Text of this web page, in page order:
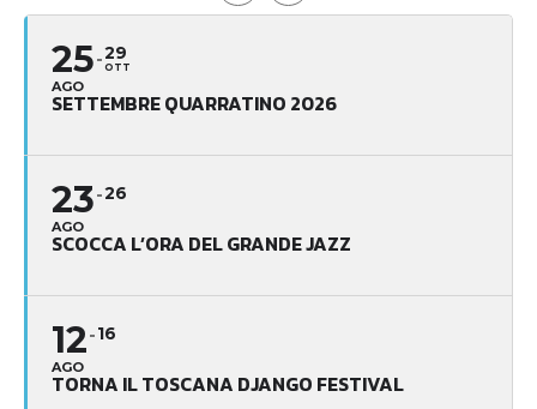
25
AGO
29
OTT
SETTEMBRE QUARRATINO 2026
23
AGO
26
SCOCCA L’ORA DEL GRANDE JAZZ
12
AGO
16
TORNA IL TOSCANA DJANGO FESTIVAL